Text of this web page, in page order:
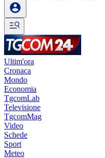
Ultim'ora
Cronaca
Mondo
Economia
TgcomLab
Televisione
TgcomMag
Video
Schede
Sport
Meteo